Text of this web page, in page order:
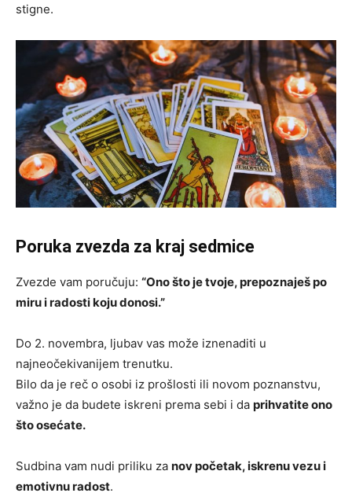
stigne.
Poruka zvezda za kraj sedmice
Zvezde vam poručuju: “Ono što je tvoje, prepoznaješ po
miru i radosti koju donosi.”
Do 2. novembra, ljubav vas može iznenaditi u
najneočekivanijem trenutku.
Bilo da je reč o osobi iz prošlosti ili novom poznanstvu,
važno je da budete iskreni prema sebi i da prihvatite ono
što osećate.
Sudbina vam nudi priliku za nov početak, iskrenu vezu i
emotivnu radost.